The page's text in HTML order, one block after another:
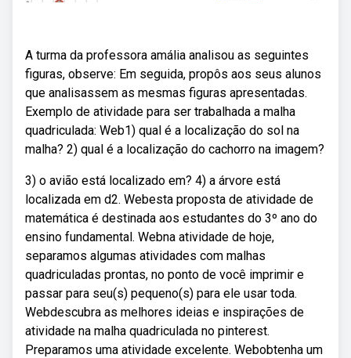
A turma da professora amália analisou as seguintes
figuras, observe: Em seguida, propôs aos seus alunos
que analisassem as mesmas figuras apresentadas.
Exemplo de atividade para ser trabalhada a malha
quadriculada: Web1) qual é a localização do sol na
malha? 2) qual é a localização do cachorro na imagem?
3) o avião está localizado em? 4) a árvore está
localizada em d2. Webesta proposta de atividade de
matemática é destinada aos estudantes do 3º ano do
ensino fundamental. Webna atividade de hoje,
separamos algumas atividades com malhas
quadriculadas prontas, no ponto de você imprimir e
passar para seu(s) pequeno(s) para ele usar toda.
Webdescubra as melhores ideias e inspirações de
atividade na malha quadriculada no pinterest.
Preparamos uma atividade excelente. Webobtenha um